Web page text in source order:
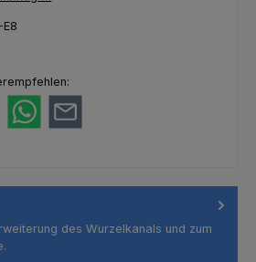
E8
des Wurzelkanals und zum